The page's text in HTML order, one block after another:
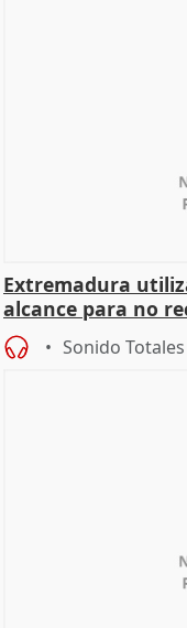
Extremadura
alcance para no
Sonido Totales